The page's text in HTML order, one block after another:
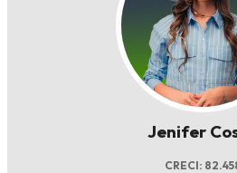
Jenifer
CRECI: